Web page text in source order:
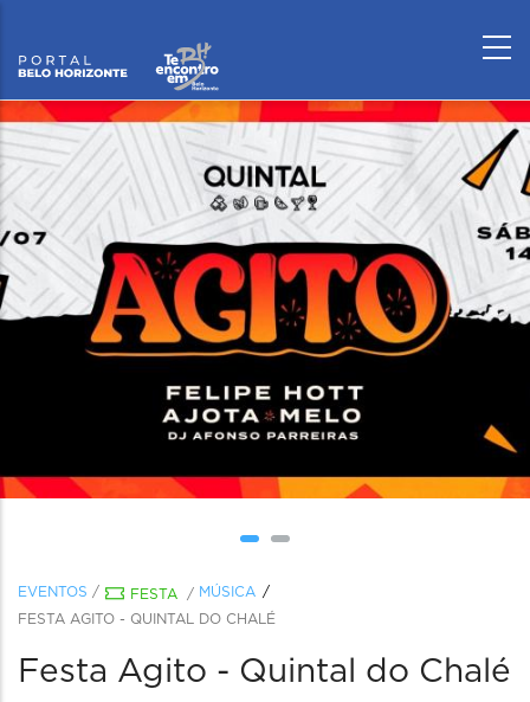
EVENTOS / FESTA / MÚSICA
FESTA AGITO - QUINTAL DO CHALÉ
Festa Agito - Quintal do Chalé